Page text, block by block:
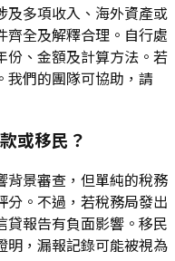
及多項收入、海外資產或
齊全及解釋合理。自行處
份、金額及計算方法。若
我們的團隊可協助，請
或移民？
背景審查，但單純的稅務
分。不過，若稅務局發出
貸報告有負面影響。移民
明，漏報記錄可能被視為